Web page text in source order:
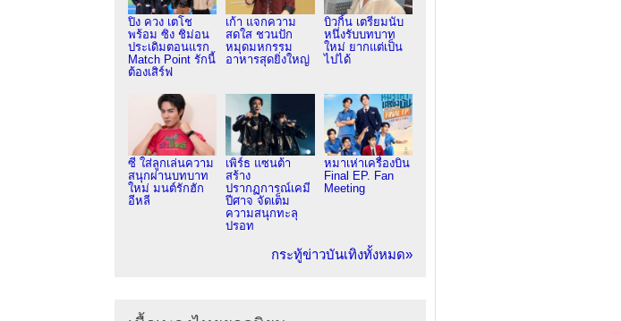
ปิง ควง เตโช
พร้อม ซิง ชิม่อน
ประเดิมตอนแรก
Match Point รักนี้
ต้องเสิร์ฟ
เก้า แจกความ
สดใส ชวนปัก
หมุดมหกรรม
อาหารสุดยิ่งใหญ่
บิวกิ้น เตรียมนับ
หนึ่งรับบทบาท
ใหม่ ยากแต่เป็น
ไปได้
ซี ใส่ลูกเล่นความ
สนุกผ่านบทบาท
ใหม่ มนต์รักฮัก
อีหลี
เพิร์ธ แซนต้า
สร้าง
ปรากฏการณ์เคมี
ปีศาจ จัดเต็ม
ความสนุกทะลุ
ปรอท
หมาเห่าเครื่องบิน
Final EP. Fan
Meeting
กระทู้ข่าวบันเทิงทั้งหมด»